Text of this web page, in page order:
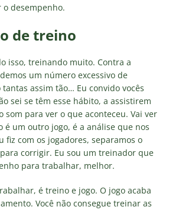
desempenho.
de treino
isso, treinando muito. Contra a
um número excessivo de
assim tão… Eu convido vocês
sei se têm esse hábito, a assistirem
som para ver o que aconteceu. Vai ver
é um outro jogo, é a análise que nos
fiz com os jogadores, separamos o
corrigir. Eu sou um treinador que
para trabalhar, melhor.
é treino e jogo. O jogo acaba
Você não consegue treinar as